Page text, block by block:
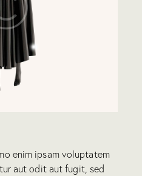
enim ipsam voluptatem
aut odit aut fugit, sed